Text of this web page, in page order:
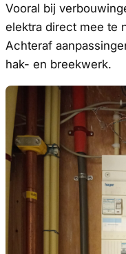
Vooral bij
elektra direct mee te
Achteraf
hak- en breekwerk.